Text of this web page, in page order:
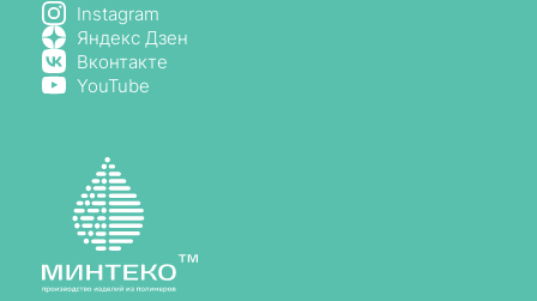
Instagram
Яндекс Дзен
Вконтакте
YouTube